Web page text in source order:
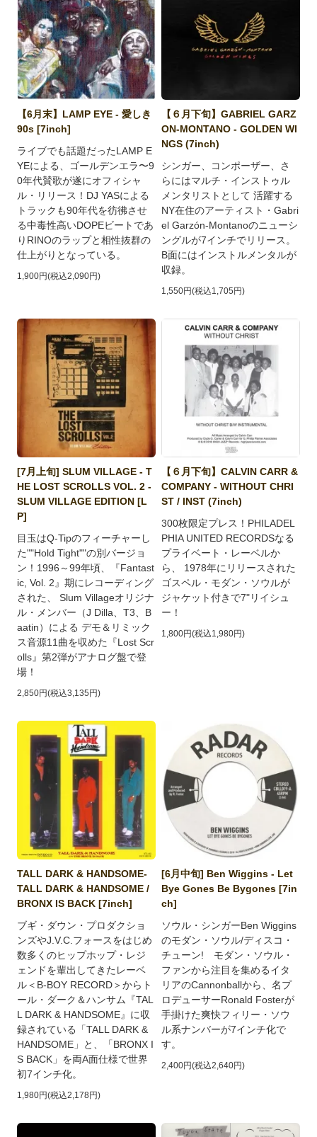
【6月末】LAMP EYE - 愛しき
90s [7inch]
ライブでも話題だったLAMP E
YEによる、ゴールデンエラ〜9
0年代賛歌が遂にオフィシャ
ル・リリース！DJ YASによる
トラックも90年代を彷彿させ
る中毒性高いDOPEビートであ
りRINOのラップと相性抜群の
仕上がりとなっている。
1,900円(税込2,090円)
【６月下旬】GABRIEL GARZ
ON-MONTANO - GOLDEN WI
NGS (7inch)
シンガー、コンポーザー、さ
らにはマルチ・インストゥル
メンタリストとして 活躍する
NY在住のアーティスト・Gabri
el Garzón-Montanoのニューシ
ングルが7インチでリリース。
B面にはインストルメンタルが
収録。
1,550円(税込1,705円)
[7月上旬] SLUM VILLAGE - T
HE LOST SCROLLS VOL. 2 -
SLUM VILLAGE EDITION [L
P]
目玉はQ-Tipのフィーチャーし
た""Hold Tight""の別バージョ
ン！1996～99年頃、『Fantast
ic, Vol. 2』期にレコーディング
された、 Slum Villageオリジナ
ル・メンバー（J Dilla、T3、B
aatin）による デモ＆リミック
ス音源11曲を収めた『Lost Scr
olls』第2弾がアナログ盤で登
場！
2,850円(税込3,135円)
【６月下旬】CALVIN CARR &
COMPANY - WITHOUT CHRI
ST / INST (7inch)
300枚限定プレス！PHILADEL
PHIA UNITED RECORDSなる
プライベート・レーベルか
ら、 1978年にリリースされた
ゴスペル・モダン・ソウルが
ジャケット付きで7"リイシュ
ー！
1,800円(税込1,980円)
TALL DARK & HANDSOME-
TALL DARK & HANDSOME /
BRONX IS BACK [7inch]
ブギ・ダウン・プロダクショ
ンズやJ.V.C.フォースをはじめ
数多くのヒップホップ・レジ
ェンドを輩出してきたレーベ
ル＜B-BOY RECORD＞からト
ール・ダーク＆ハンサム『TAL
L DARK & HANDSOME』に収
録されている「TALL DARK &
HANDSOME」と、「BRONX I
S BACK」を両A面仕様で世界
初7インチ化。
1,980円(税込2,178円)
[6月中旬] Ben Wiggins - Let
Bye Gones Be Bygones [7in
ch]
ソウル・シンガーBen Wiggins
のモダン・ソウル/ディスコ・
チューン! モダン・ソウル・
ファンから注目を集めるイタ
リアのCannonballから、名プ
ロデューサーRonald Fosterが
手掛けた爽快フィリー・ソウ
ル系ナンバーが7インチ化で
す。
2,400円(税込2,640円)